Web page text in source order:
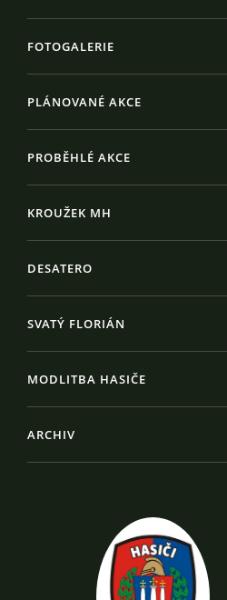
FOTOGALERIE
PLÁNOVANÉ AKCE
PROBĚHLÉ AKCE
KROUŽEK MH
DESATERO
SVATÝ FLORIÁN
MODLITBA HASIČE
ARCHIV